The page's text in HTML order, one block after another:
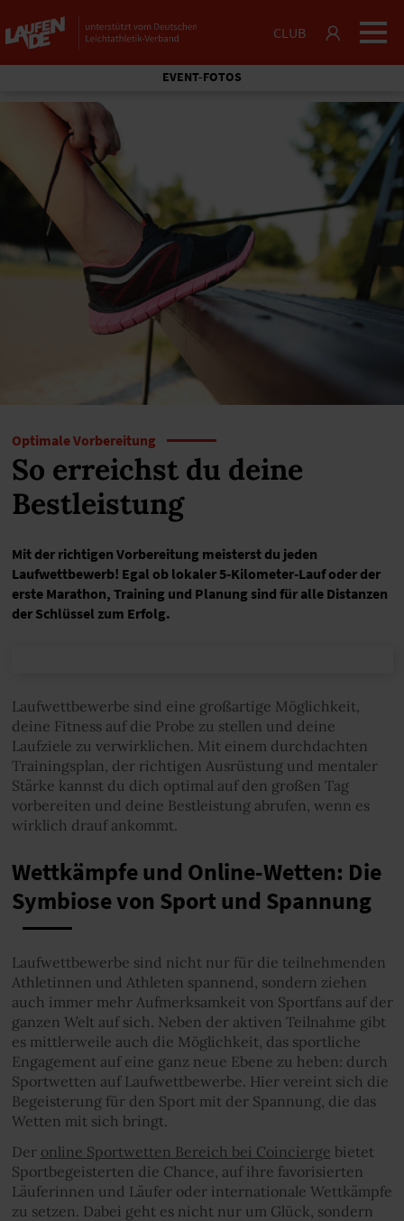
CLUB
EVENT-FOTOS
Optimale Vorbereitung
So erreichst du deine
Bestleistung
Mit der richtigen Vorbereitung meisterst du jeden
Laufwettbewerb! Egal ob lokaler 5-Kilometer-Lauf oder der
erste Marathon, Training und Planung sind für alle Distanzen
der Schlüssel zum Erfolg.
Laufwettbewerbe sind eine großartige Möglichkeit,
deine Fitness auf die Probe zu stellen und deine
Laufziele zu verwirklichen. Mit einem durchdachten
Trainingsplan, der richtigen Ausrüstung und mentaler
Stärke kannst du dich optimal auf den großen Tag
vorbereiten und deine Bestleistung abrufen, wenn es
wirklich drauf ankommt.
Wettkämpfe und Online-Wetten: Die
Symbiose von Sport und Spannung
Laufwettbewerbe sind nicht nur für die teilnehmenden
Athletinnen und Athleten spannend, sondern ziehen
auch immer mehr Aufmerksamkeit von Sportfans auf der
ganzen Welt auf sich. Neben der aktiven Teilnahme gibt
es mittlerweile auch die Möglichkeit, das sportliche
Engagement auf eine ganz neue Ebene zu heben: durch
Sportwetten auf Laufwettbewerbe. Hier vereint sich die
Begeisterung für den Sport mit der Spannung, die das
Wetten mit sich bringt.
Der online Sportwetten Bereich bei Coincierge bietet
Sportbegeisterten die Chance, auf ihre favorisierten
Läuferinnen und Läufer oder internationale Wettkämpfe
zu setzen. Dabei geht es nicht nur um Glück, sondern